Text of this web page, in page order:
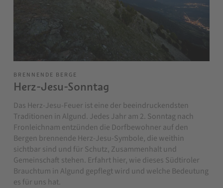
BRENNENDE BERGE
Herz-Jesu-Sonntag
Das Herz-Jesu-Feuer ist eine der beeindruckendsten
Traditionen in Algund. Jedes Jahr am 2. Sonntag nach
Fronleichnam entzünden die Dorfbewohner auf den
Bergen brennende Herz-Jesu-Symbole, die weithin
sichtbar sind und für Schutz, Zusammenhalt und
Gemeinschaft stehen. Erfahrt hier, wie dieses Südtiroler
Brauchtum in Algund gepflegt wird und welche Bedeutung
es für uns hat.